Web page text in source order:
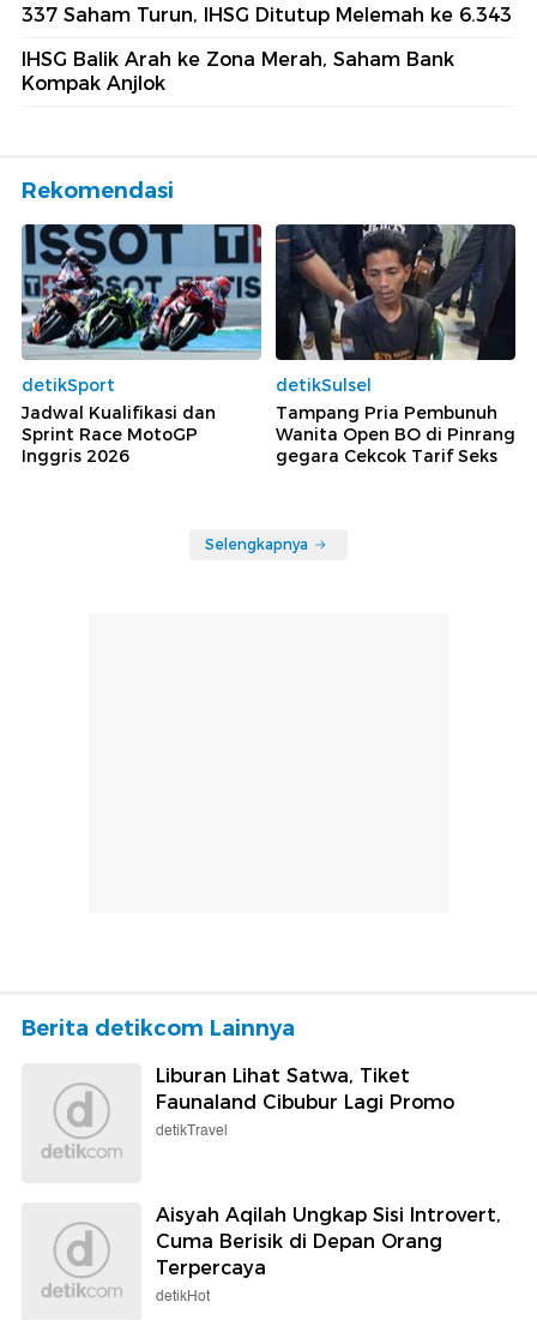
337 Saham Turun, IHSG Ditutup Melemah ke 6.343
IHSG Balik Arah ke Zona Merah, Saham Bank
Kompak Anjlok
Rekomendasi
detikSport
Jadwal Kualifikasi dan
Sprint Race MotoGP
Inggris 2026
detikSulsel
Tampang Pria Pembunuh
Wanita Open BO di Pinrang
gegara Cekcok Tarif Seks
Selengkapnya
Berita detikcom Lainnya
Liburan Lihat Satwa, Tiket
Faunaland Cibubur Lagi Promo
detikTravel
Aisyah Aqilah Ungkap Sisi Introvert,
Cuma Berisik di Depan Orang
Terpercaya
detikHot